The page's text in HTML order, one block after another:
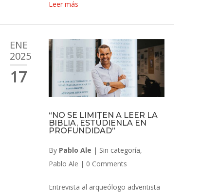
Leer más
ENE
2025
17
“NO SE LIMITEN A LEER LA
BIBLIA, ESTÚDIENLA EN
PROFUNDIDAD”
By Pablo Ale | Sin categoría,
Pablo Ale | 0 Comments
Entrevista al arqueólogo adventista